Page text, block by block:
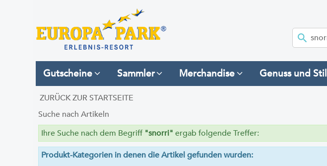
Gutscheine Sammler Merchandise Genuss und Stil
ZURÜCK ZUR STARTSEITE
Suche nach Artikeln
Ihre Suche nach dem Begriff "snorri" ergab folgende Treffer:
Produkt-Kategorien in denen die Artikel gefunden wurden: